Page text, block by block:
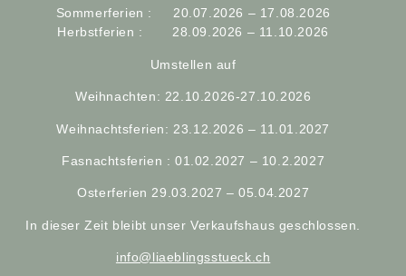
Sommerferien : 20.07.2026 – 17.08.2026
Herbstferien : 28.09.2026 – 11.10.2026
Umstellen auf
Weihnachten: 22.10.2026-27.10.2026
Weihnachtsferien: 23.12.2026 – 11.01.2027
Fasnachtsferien : 01.02.2027 – 10.2.2027
Osterferien 29.03.2027 – 05.04.2027
In dieser Zeit bleibt unser Verkaufshaus geschlossen.
info@liaeblingsstueck.ch